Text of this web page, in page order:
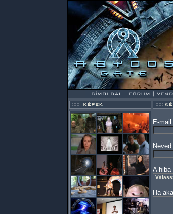
E-
Neved:
A hiba
Ha